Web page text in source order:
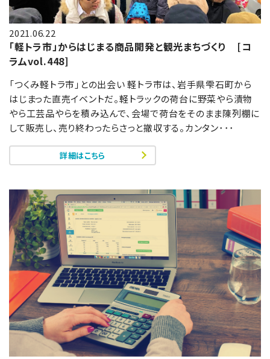
2021.06.22
「軽トラ市」からはじまる商品開発と観光まちづくり [コ
ラムvol.448]
「つくみ軽トラ市」との出会い 軽トラ市は、岩手県雫石町から
はじまった直売イベントだ。軽トラックの荷台に野菜やら漬物
やら工芸品やらを積み込んで、会場で荷台をそのまま陳列棚に
して販売し、売り終わったらさっと撤収する。カンタン･･･
詳細はこちら